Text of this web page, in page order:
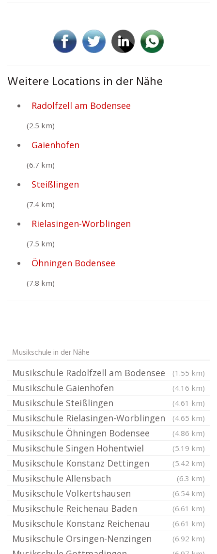
Weitere Locations in der Nähe
Radolfzell am Bodensee
(2.5 km)
Gaienhofen
(6.7 km)
Steißlingen
(7.4 km)
Rielasingen-Worblingen
(7.5 km)
Öhningen Bodensee
(7.8 km)
Musikschule in der Nähe
Musikschule Radolfzell am Bodensee (1.55 km)
Musikschule Gaienhofen (4.16 km)
Musikschule Steißlingen (4.61 km)
Musikschule Rielasingen-Worblingen (4.65 km)
Musikschule Öhningen Bodensee (4.86 km)
Musikschule Singen Hohentwiel (5.19 km)
Musikschule Konstanz Dettingen (5.42 km)
Musikschule Allensbach (6.3 km)
Musikschule Volkertshausen (6.54 km)
Musikschule Reichenau Baden (6.61 km)
Musikschule Konstanz Reichenau (6.61 km)
Musikschule Orsingen-Nenzingen (6.92 km)